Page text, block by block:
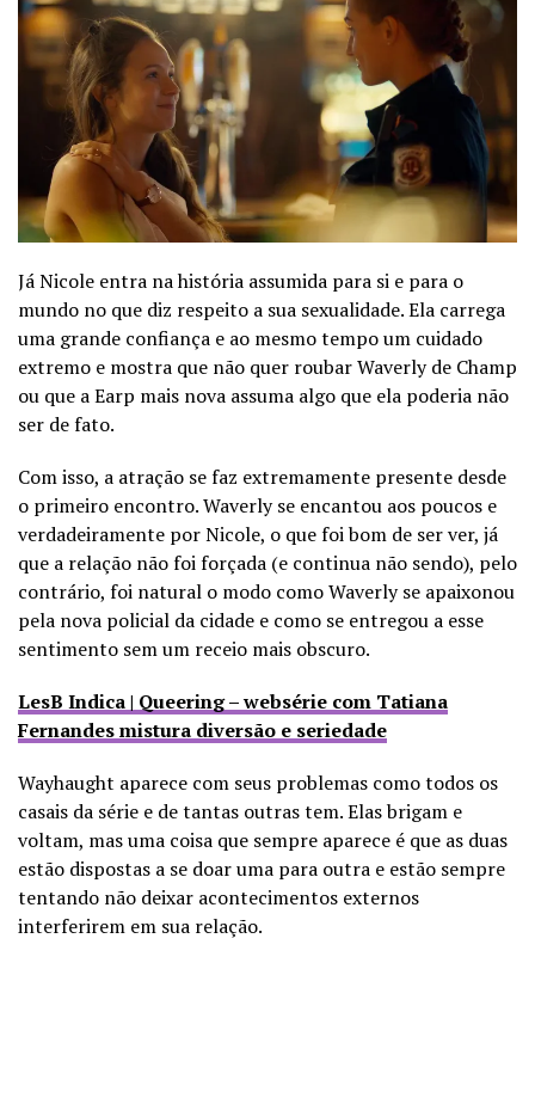
Já Nicole entra na história assumida para si e para o
mundo no que diz respeito a sua sexualidade. Ela carrega
uma grande confiança e ao mesmo tempo um cuidado
extremo e mostra que não quer roubar Waverly de Champ
ou que a Earp mais nova assuma algo que ela poderia não
ser de fato.
Com isso, a atração se faz extremamente presente desde
o primeiro encontro. Waverly se encantou aos poucos e
verdadeiramente por Nicole, o que foi bom de ser ver, já
que a relação não foi forçada (e continua não sendo), pelo
contrário, foi natural o modo como Waverly se apaixonou
pela nova policial da cidade e como se entregou a esse
sentimento sem um receio mais obscuro.
LesB Indica | Queering – websérie com Tatiana
Fernandes mistura diversão e seriedade
Wayhaught aparece com seus problemas como todos os
casais da série e de tantas outras tem. Elas brigam e
voltam, mas uma coisa que sempre aparece é que as duas
estão dispostas a se doar uma para outra e estão sempre
tentando não deixar acontecimentos externos
interferirem em sua relação.